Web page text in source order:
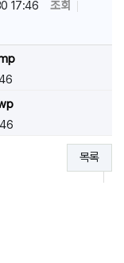
17:46
조회
목록